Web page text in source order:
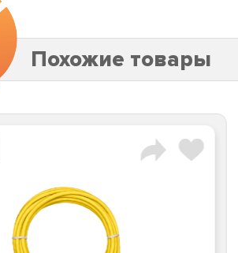
Похожие товары